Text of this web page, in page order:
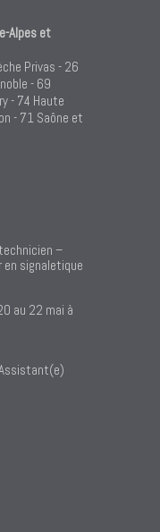
Alpes et
Privas - 26
- 69
- 74 Haute
- 71 Saône et
–
en signaletique
au 22 mai à